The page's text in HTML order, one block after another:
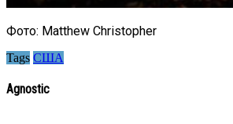
Фото: Matthew Christopher
Tags США
Agnostic